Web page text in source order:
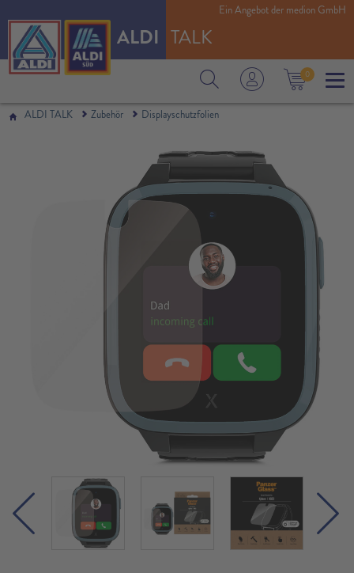
ALDI TALK
0
Ein Angebot der medion GmbH
ALDI TALK Zubehör Displayschutzfolien